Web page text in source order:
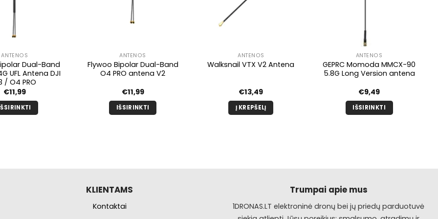
ANTENOS
Dual-Band
UFL Antena DJI
/ O4 PRO
€11,99
ANTENOS
Flywoo Bipolar Dual-Band
O4 PRO antena V2
€11,99
IŠSIRINKTI
galite
ANTENOS
Walksnail VTX V2 Antena
€13,49
Į KREPŠELĮ
ANTENOS
GEPRC Momoda MMCX-90
5.8G Long Version antena
€9,49
IŠSIRINKTI
produkto
KLIENTAMS
Kontaktai
Trumpai apie mus
1DRONAS.LT elektroninė dronų bei jų priedų parduotuvė